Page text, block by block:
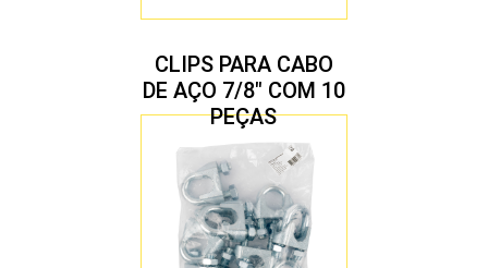
CLIPS PARA CABO
DE AÇO 7/8″ COM 10
PEÇAS